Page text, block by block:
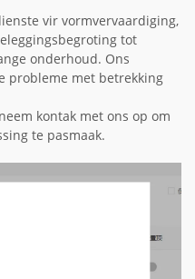
vir vormvervaardiging,
tot
onderhoud. Ons
probleme met betrekking
kontak met ons op om
te pasmaak.